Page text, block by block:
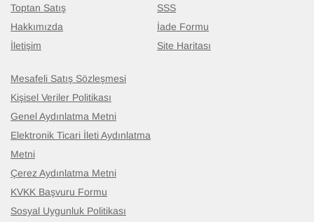
Toptan Satış
Hakkımızda
İletişim
SSS
İade Formu
Site Haritası
Mesafeli Satış Sözleşmesi
Kişisel Veriler Politikası
Genel Aydınlatma Metni
Elektronik Ticari İleti Aydınlatma
Metni
Çerez Aydınlatma Metni
KVKK Başvuru Formu
Sosyal Uygunluk Politikası